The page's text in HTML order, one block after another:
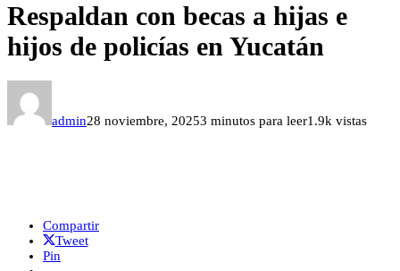
Respaldan con becas a hijas e
hijos de policías en Yucatán
admin28 noviembre, 20253 minutos para leer1.9k vistas
Compartir
Tweet
Pin